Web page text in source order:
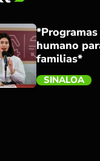
humano
familias*
SINALOA